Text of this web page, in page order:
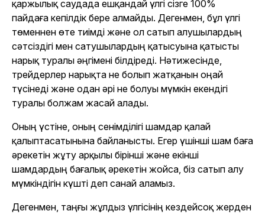
қаржылық саудада ешқандай үлгі сізге 100%
пайдаға кепілдік бере алмайды. Дегенмен, бұл үлгі
төменнен өте тиімді және ол сатып алушылардың
сәтсіздігі мен сатушылардың қатысуына қатысты
нарық туралы әңгімені білдіреді. Нәтижесінде,
трейдерлер нарықта не болып жатқанын оңай
түсінеді және одан әрі не болуы мүмкін екендігі
туралы болжам жасай алады.
Оның үстіне, оның сенімділігі шамдар қалай
қалыптасатынына байланысты. Егер үшінші шам баға
әрекетін жұту арқылы бірінші және екінші
шамдардың бағалық әрекетін жойса, біз сатып алу
мүмкіндігін күшті деп санай аламыз.
Дегенмен, таңғы жұлдыз үлгісінің кездейсоқ жерден